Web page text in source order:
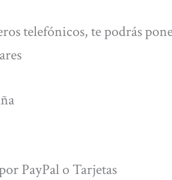
telefónicos, te podrás
PayPal o Tarjetas